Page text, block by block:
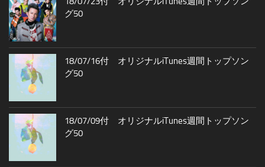
グ50
18/07/16付 オリジナルiTunes週間トップソン
グ50
18/07/09付 オリジナルiTunes週間トップソン
グ50